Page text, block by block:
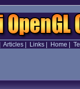
Articles| Links| Home